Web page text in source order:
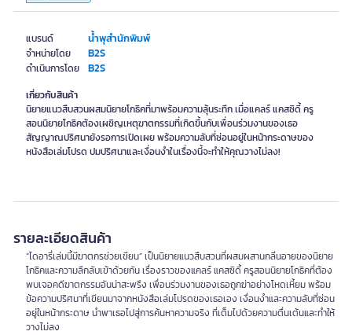
แบรนด์ น้ำพุสำนักพิมพ์
จำหน่ายโดย B2S
ดำเนินการโดย B2S
เกี่ยวกับสินค้า
นิยายแนวสืบสวนผสมนิยายโกธิคที่มาพร้อมความลุ้นระทึก เมื่อแคลร์ แคสซิดี้ ครู
สอนนิยายโกธิคต้องเผชิญเหตุฆาตกรรมที่เกิดขึ้นกับเพื่อนร่วมงานของเธอ
สัญญาณปริศนายังรอการเปิดเผย พร้อมความลับที่ซ่อนอยู่ในหน้ากระดาษของ
หนังสือเล่มโปรด ปมปริศนาและเงื่อนงำในเรื่องนี้จะทำให้คุณวางไม่ลง!
รายละเอียดสินค้า
“ไดอารี่เล่มนี้มีฆาตกรช่วยเขียน” เป็นนิยายแนวสืบสวนที่ผสมผสานกลิ่นอายของนิยาย
โกธิคและความลึกลับเข้าด้วยกัน เรื่องราวของแคลร์ แคสซิดี้ ครูสอนนิยายโกธิคที่ต้อง
พบเจอคดีฆาตกรรมอันน่าสะพรึง เพื่อนร่วมงานของเธอถูกฆ่าอย่างโหดเหี้ยม พร้อม
ข้อความปริศนาที่เขียนมาจากหนังสือเล่มโปรดของเธอเอง เงื่อนงำและความลับที่ซ่อน
อยู่ในหน้ากระดาษ นำพาเธอไปสู่การค้นหาความจริง ที่เต็มไปด้วยความตื่นเต้นและทำให้
วางไม่ลง